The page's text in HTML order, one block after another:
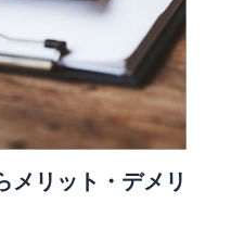
メリット・デメリ